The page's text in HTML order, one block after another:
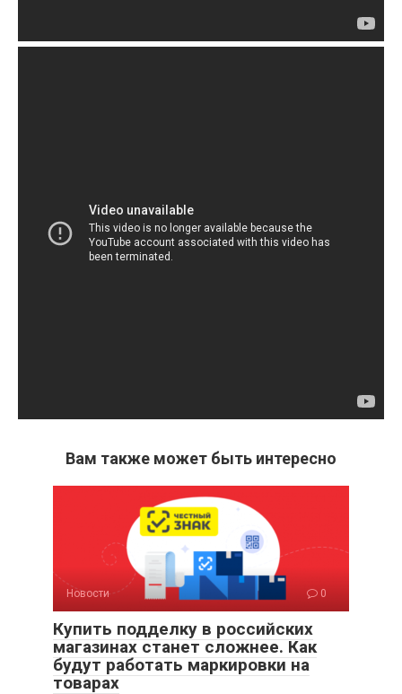
Вам также может быть интересно
Новости 0
Купить подделку в российских
магазинах станет сложнее. Как
будут работать маркировки на
товарах